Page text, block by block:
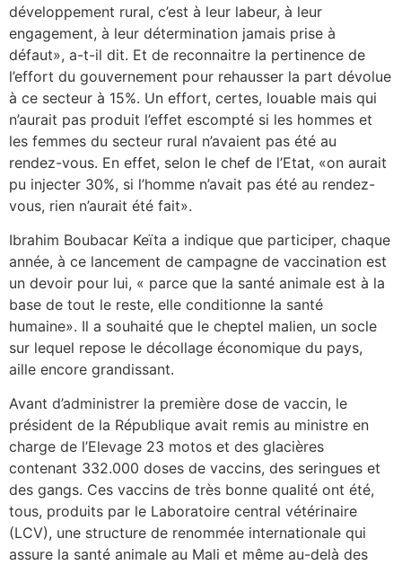
développement rural, c’est à leur labeur, à leur
engagement, à leur détermination jamais prise à
défaut», a-t-il dit. Et de reconnaitre la pertinence de
l’effort du gouvernement pour rehausser la part dévolue
à ce secteur à 15%. Un effort, certes, louable mais qui
n’aurait pas produit l’effet escompté si les hommes et
les femmes du secteur rural n’avaient pas été au
rendez-vous. En effet, selon le chef de l’Etat, «on aurait
pu injecter 30%, si l’homme n’avait pas été au rendez-
vous, rien n’aurait été fait».
Ibrahim Boubacar Keïta a indique que participer, chaque
année, à ce lancement de campagne de vaccination est
un devoir pour lui, « parce que la santé animale est à la
base de tout le reste, elle conditionne la santé
humaine». Il a souhaité que le cheptel malien, un socle
sur lequel repose le décollage économique du pays,
aille encore grandissant.
Avant d’administrer la première dose de vaccin, le
président de la République avait remis au ministre en
charge de l’Elevage 23 motos et des glacières
contenant 332.000 doses de vaccins, des seringues et
des gangs. Ces vaccins de très bonne qualité ont été,
tous, produits par le Laboratoire central vétérinaire
(LCV), une structure de renommée internationale qui
assure la santé animale au Mali et même au-delà des